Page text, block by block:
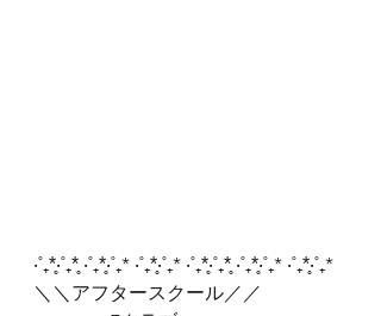
‧˚₊*̥‧˚₊*̥ ‧˚₊*̥‧˚₊* ‧˚₊*̥‧˚₊* ‧˚₊*̥‧˚₊*̥ ‧˚₊*̥‧˚₊* ‧˚₊*̥‧˚₊*
＼＼アフタースクール／／